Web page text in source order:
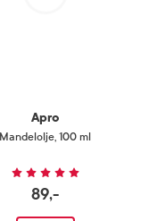
Apro
Mandelolje, 100 ml
89,-